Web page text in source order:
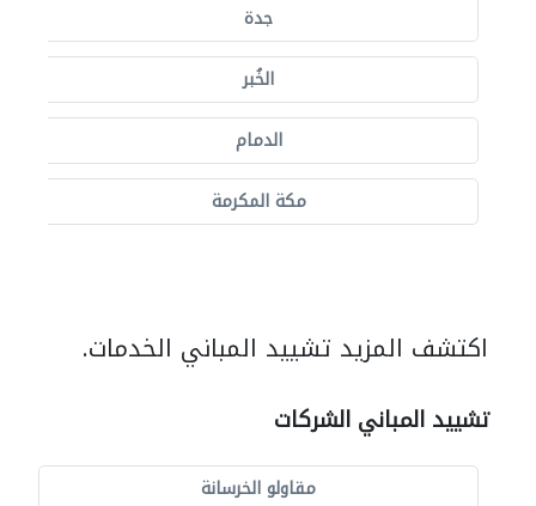
جدة
الخُبر
الدمام
مكة المكرمة
اكتشف المزيد تشييد المباني الخدمات.
تشييد المباني الشركات
مقاولو الخرسانة